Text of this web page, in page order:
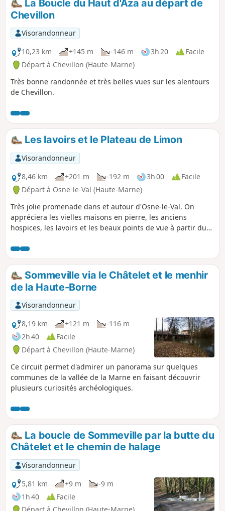
La Boucle du Haut d'Aza au départ de
Chevillon
Visorandonneur
10,23 km
+145 m -146 m 3h 20
Facile
Départ à Chevillon (Haute-Marne)
Très bonne randonnée et très belles vues sur les alentours
de Chevillon.
Les lavoirs et le Plateau de Limon
Visorandonneur
8,46 km
+201 m -192 m 3h 00
Facile
Départ à Osne-le-Val (Haute-Marne)
Très jolie promenade dans et autour d'Osne-le-Val. On
appréciera les vielles maisons en pierre, les anciens
hospices, les lavoirs et les beaux points de vue à partir du
Sommeville via le Châtelet et le menhir
de la Haute-Borne
Visorandonneur
8,19 km
+121 m
-116 m
2h 40
Facile
Départ à Chevillon (Haute-Marne)
Ce circuit permet d'admirer un panorama sur quelques
communes de la vallée de la Marne en faisant découvrir
plusieurs curiosités archéologiques.
La boucle de Sommeville par la butte du
Châtelet et le chemin de halage
Visorandonneur
5,81 km
+9 m
-9 m
1h 40
Facile